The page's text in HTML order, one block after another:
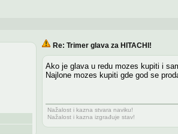
Re: Trimer glava za HITACHI!
Ako je glava u redu mozes kupiti i
Najlone mozes kupiti gde god se
Nažalost i kazna stvara naviku!
Nažalost i kazna izgrađuje stav!